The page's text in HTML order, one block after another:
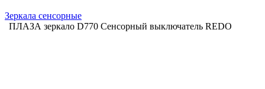
Зеркала сенсорные
ПЛАЗА зеркало D770 Сенсорный выключатель REDO